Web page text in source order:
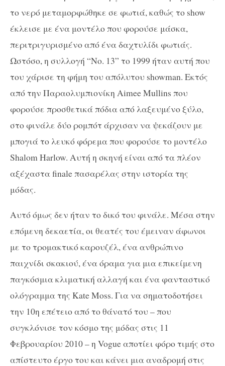
το νερό μεταμορφώθηκε σε φωτιά, καθώς το show
έκλεισε με ένα μοντέλο που φορούσε μάσκα,
περιτριγυρισμένο από ένα δαχτυλίδι φωτιάς.
Ωστόσο, η συλλογή “No. 13” το 1999 ήταν αυτή που
του χάρισε τη φήμη του απόλυτου showman. Εκτός
από την Παραολυμπιονίκη Aimee Mullins που
φορούσε προσθετικά πόδια από λαξευμένο ξύλο,
στο φινάλε δύο ρομπότ άρχισαν να ψεκάζουν με
μπογιά το λευκό φόρεμα που φορούσε το μοντέλο
Shalom Harlow. Αυτή η σκηνή είναι από τα πλέον
αξέχαστα finale πασαρέλας στην ιστορία της
μόδας.
Αυτό όμως δεν ήταν το δικό του φινάλε. Μέσα στην
επόμενη δεκαετία, οι θεατές του έμειναν άφωνοι
με το τρομακτικό καρουζέλ, ένα ανθρώπινο
παιχνίδι σκακιού, ένα όραμα για μια επικείμενη
παγκόσμια κλιματική αλλαγή και ένα φανταστικό
ολόγραμμα της Kate Moss. Για να σηματοδοτήσει
την 10η επέτειο από το θάνατό του – που
συγκλόνισε τον κόσμο της μόδας στις 11
Φεβρουαρίου 2010 – η Vogue αποτίει φόρο τιμής στο
απίστευτο έργο του και κάνει μια αναδρομή στις